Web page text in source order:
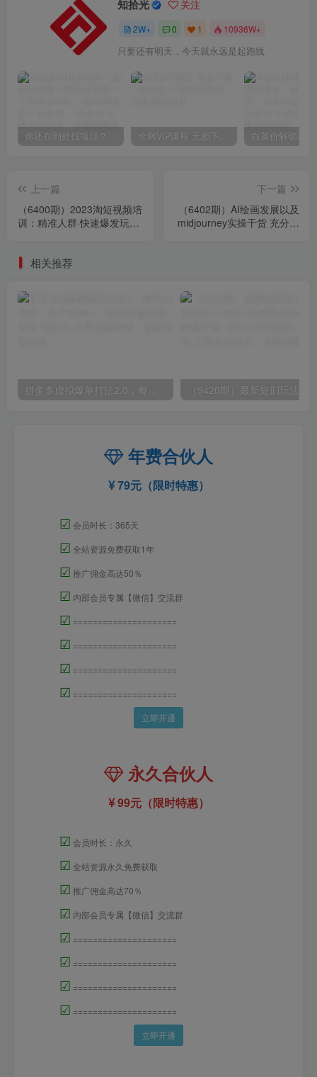
知拾光 关注
2W+ 0 1 10936W+
只要还有明天，今天就永远是起跑线
你还在到处找项目？还在当韭菜？我靠卖项目一个月收入5万+，曾经我也是个失败者。 全网VIP课程 无损下载~
上一篇
（6400期）2023淘短视频培
训：精准人群·快速爆发玩
下一篇
（6402期）AI绘画发展以及
midjourney实操干货 充分掌
相关推荐
年费合伙人
79元（限时特惠）
☑ 会员时长：365天
☑ 全站资源免费获取1年
☑ 推广佣金高达50％
☑ 内部会员专属【微信】交流群
☑ =====================
☑ =====================
☑ =====================
☑ =====================
立即开通
永久合伙人
99元（限时特惠）
☑ 会员时长：永久
☑ 全站资源永久免费获取
☑ 推广佣金高达70％
☑ 内部会员专属【微信】交流群
☑ =====================
☑ =====================
☑ =====================
☑ =====================
立即开通